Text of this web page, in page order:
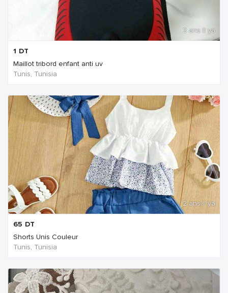
2 ans Il ya
1 DT
Maillot tribord enfant anti uv
Tunis, Tunisia
2 ans Il ya
65 DT
Shorts Unis Couleur
Tunis, Tunisia